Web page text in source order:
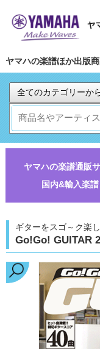
ヤマハの楽譜ほか出版
ヤマハの楽譜通販
国内&輸入楽
ギターをスゴ～ク楽
Go!Go! GUITAR